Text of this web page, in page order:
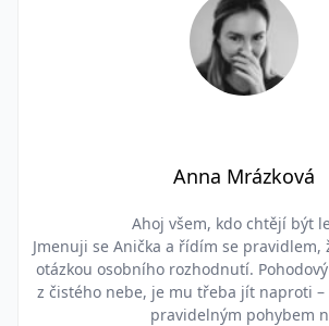
Anna Mrázková
Ahoj všem, kdo chtějí být
Jmenuji se Anička a řídím se pravidlem,
otázkou osobního rozhodnutí.
z čistého nebe, je mu třeba jít naproti –
pravidelným pohybem